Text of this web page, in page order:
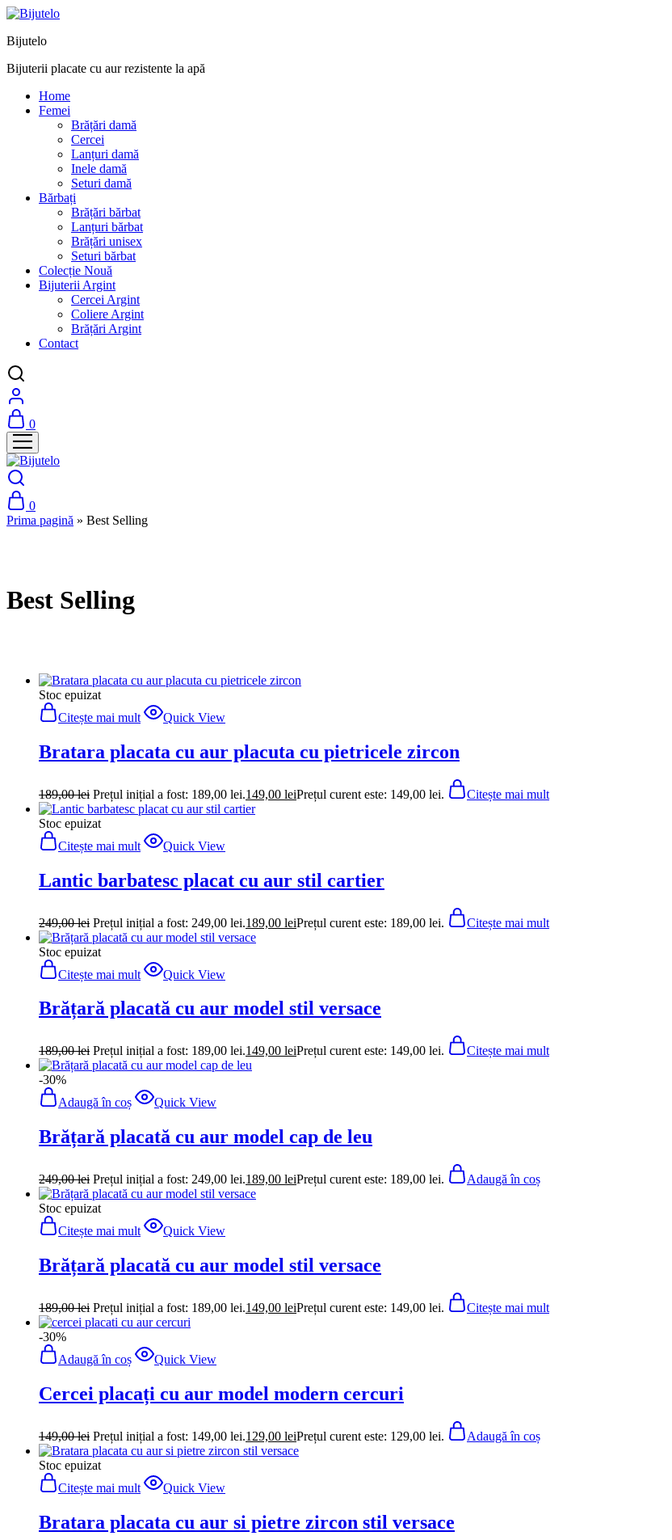
Bijutelo
Bijuterii placate cu aur rezistente la apă
Home
Femei
Brățări damă
Cercei
Lanțuri damă
Inele damă
Seturi damă
Bărbați
Brățări bărbat
Lanțuri bărbat
Brățări unisex
Seturi bărbat
Colecție Nouă
Bijuterii Argint
Cercei Argint
Coliere Argint
Brățări Argint
Contact
0
0
Prima pagină » Best Selling
Best Selling
Stoc epuizat
Citește mai mult
Quick View
Bratara placata cu aur placuta cu pietricele zircon
189,00lei Prețul inițial a fost: 189,00 lei.149,00 leiPrețul curent este: 149,00 lei. Citește mai mult
Stoc epuizat
Citește mai mult
Quick View
Lantic barbatesc placat cu aur stil cartier
249,00lei Prețul inițial a fost: 249,00 lei.189,00 leiPrețul curent este: 189,00 lei. Citește mai mult
Stoc epuizat
Citește mai mult
Quick View
Brățară placată cu aur model stil versace
189,00lei Prețul inițial a fost: 189,00 lei.149,00 leiPrețul curent este: 149,00 lei. Citește mai mult
-30%
Adaugă în coș
Quick View
Brățară placată cu aur model cap de leu
249,00lei Prețul inițial a fost: 249,00 lei.189,00 leiPrețul curent este: 189,00 lei. Adaugă în coș
Stoc epuizat
Citește mai mult
Quick View
Brățară placată cu aur model stil versace
189,00lei Prețul inițial a fost: 189,00 lei.149,00 leiPrețul curent este: 149,00 lei. Citește mai mult
-30%
Adaugă în coș
Quick View
Cercei placați cu aur model modern cercuri
149,00lei Prețul inițial a fost: 149,00 lei.129,00 leiPrețul curent este: 129,00 lei. Adaugă în coș
Stoc epuizat
Citește mai mult
Quick View
Bratara placata cu aur si pietre zircon stil versace